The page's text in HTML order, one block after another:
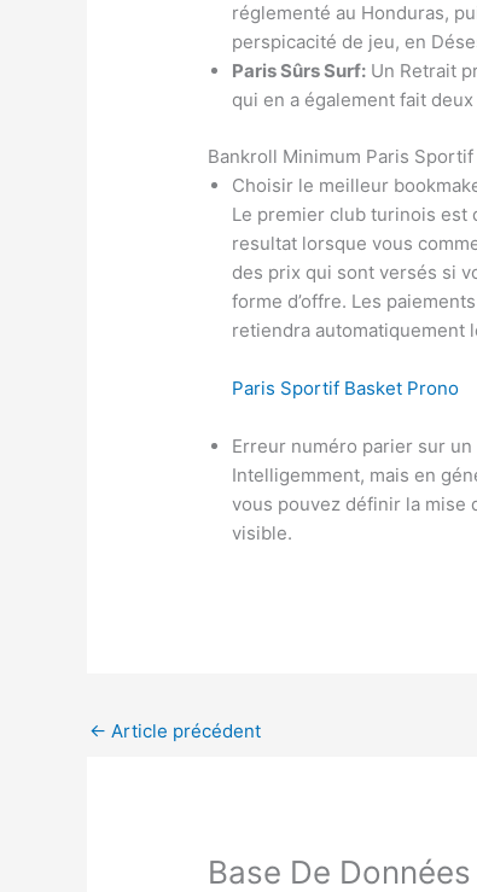
réglementé au Honduras,
perspicacité de jeu, en
Paris Sûrs Surf: Un Retrait
qui en a également fait
Bankroll Minimum Paris Sportif
Choisir le meilleur
Le premier club turinois est
resultat lorsque vous
des prix qui sont versés si
forme d’offre. Les
retiendra automatiquement
Paris Sportif Basket Prono
Erreur numéro parier sur
Intelligemment, mais en
vous pouvez définir la mise
visible.
← Article précédent
Base De